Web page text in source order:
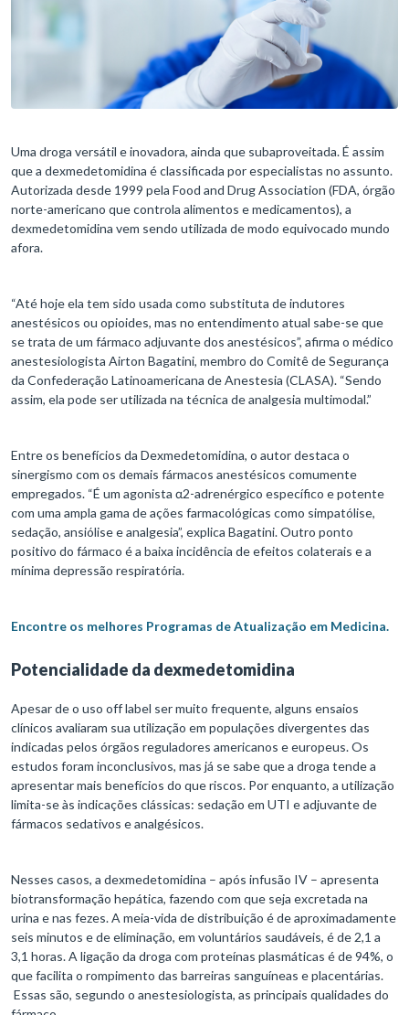
Uma droga versátil e inovadora, ainda que subaproveitada. É assim
que a dexmedetomidina é classificada por especialistas no assunto.
Autorizada desde 1999 pela Food and Drug Association (FDA, órgão
norte-americano que controla alimentos e medicamentos), a
dexmedetomidina vem sendo utilizada de modo equivocado mundo
afora.
“Até hoje ela tem sido usada como substituta de indutores
anestésicos ou opioides, mas no entendimento atual sabe-se que
se trata de um fármaco adjuvante dos anestésicos”, afirma o médico
anestesiologista Airton Bagatini, membro do Comitê de Segurança
da Confederação Latinoamericana de Anestesia (CLASA). “Sendo
assim, ela pode ser utilizada na técnica de analgesia multimodal.”
Entre os benefícios da Dexmedetomidina, o autor destaca o
sinergismo com os demais fármacos anestésicos comumente
empregados. “É um agonista α2-adrenérgico específico e potente
com uma ampla gama de ações farmacológicas como simpatólise,
sedação, ansiólise e analgesia”, explica Bagatini. Outro ponto
positivo do fármaco é a baixa incidência de efeitos colaterais e a
mínima depressão respiratória.
Encontre os melhores Programas de Atualização em Medicina.
Potencialidade da dexmedetomidina
Apesar de o uso off label ser muito frequente, alguns ensaios
clínicos avaliaram sua utilização em populações divergentes das
indicadas pelos órgãos reguladores americanos e europeus. Os
estudos foram inconclusivos, mas já se sabe que a droga tende a
apresentar mais benefícios do que riscos. Por enquanto, a utilização
limita-se às indicações clássicas: sedação em UTI e adjuvante de
fármacos sedativos e analgésicos.
Nesses casos, a dexmedetomidina – após infusão IV – apresenta
biotransformação hepática, fazendo com que seja excretada na
urina e nas fezes. A meia-vida de distribuição é de aproximadamente
seis minutos e de eliminação, em voluntários saudáveis, é de 2,1 a
3,1 horas. A ligação da droga com proteínas plasmáticas é de 94%, o
que facilita o rompimento das barreiras sanguíneas e placentárias.
Essas são, segundo o anestesiologista, as principais qualidades do